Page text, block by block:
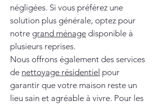
négligées. Si vous préférez une
solution plus générale, optez pour
notre grand ménage disponible à
plusieurs reprises.
Nous offrons également des services
de nettoyage résidentiel pour
garantir que votre maison reste un
lieu sain et agréable à vivre. Pour les